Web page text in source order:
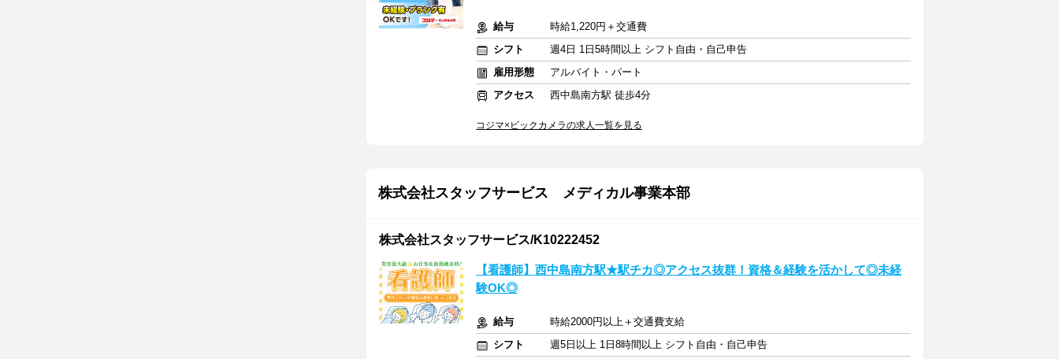
給与
時給1,220円＋交通費
シフト
週4日 1日5時間以上 シフト自由・自己申告
雇用形態
アルバイト・パート
アクセス
西中島南方駅 徒歩4分
コジマ×ビックカメラの求人一覧を見る
株式会社スタッフサービス メディカル事業本部
株式会社スタッフサービス/K10222452
【看護師】西中島南方駅★駅チカ◎アクセス抜群！資格＆経験を活かして◎未経
験OK◎
給与
時給2000円以上＋交通費支給
シフト
週5日以上 1日8時間以上 シフト自由・自己申告